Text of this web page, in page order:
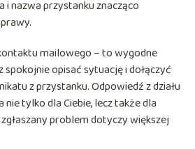
i nazwa przystanku znacząco
mailowego – to wygodne
opisać sytuację i dołączyć
z przystanku. Odpowiedź z działu
tylko dla Ciebie, lecz także dla
problem dotyczy większej